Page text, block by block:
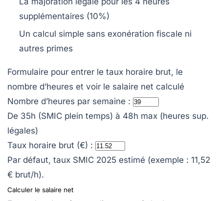
supplémentaires (10%)
Un calcul simple sans exonération fiscale ni
autres primes
Formulaire pour entrer le taux horaire brut, le
nombre d’heures et voir le salaire net calculé
Nombre d’heures par semaine :
De 35h (SMIC plein temps) à 48h max (heures sup.
légales)
Taux horaire brut (€) :
Par défaut, taux SMIC 2025 estimé (exemple : 11,52
€ brut/h).
Calculer le salaire net